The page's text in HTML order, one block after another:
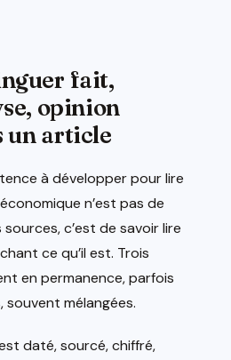
fait,
opinion
un article
à développer pour lire
n’est pas de
c’est de savoir lire
ce qu’il est. Trois
en permanence, parfois
souvent mélangées.
daté, sourcé, chiffré,